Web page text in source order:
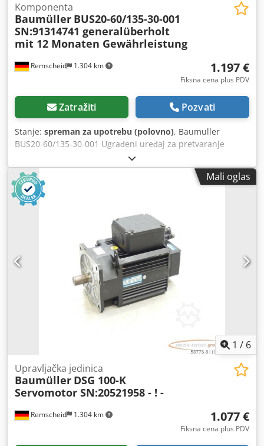
Remscheid 1.304 km
Komponenta
Baumüller BUS20-60/135-30-001
SN:91314741 generalüberholt
mit 12 Monaten Gewährleistung
1.197 €
Fiksna cena plus PDV
Zatražiti Pozvati
Stanje: spreman za upotrebu (polovno), Baumuller
BUS20-60/135-30-001 Ugrađeni uređaj za pretvaranje
snage SN :91314741, profesionalno potpuno remontovan i
testiran sa 12 meseci garancije, 100% funkcionalan, obim
isporuke prema fotografijama Dsdpfoi D T Hujx Agqeck
Mali oglas
1 / 6
Remscheid 1.304 km
Upravljačka jedinica
Baumüller DSG 100-K
Servomotor SN:20521958 - ! -
1.077 €
Fiksna cena plus PDV